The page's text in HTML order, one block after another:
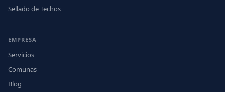
Sellado de Techos
EMPRESA
Servicios
Comunas
Blog